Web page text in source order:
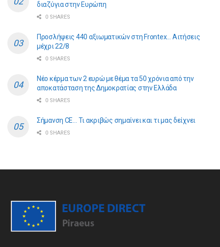
διαζύγια στην Ευρώπη
0 SHARES
Προσλήψεις 440 αξιωματικών στη Frontex… Αιτήσεις
μέχρι 22/8
0 SHARES
Νέο κέρμα των 2 ευρώ με θέμα τα 50 χρόνια από την
αποκατάσταση της Δημοκρατίας στην Ελλάδα
0 SHARES
Σήμανση CE… Τι ακριβώς σημαίνει και τι μας δείχνει
0 SHARES